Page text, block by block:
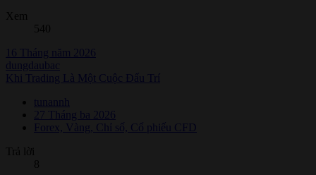
Xem
540
16 Tháng năm 2026
dungdaubac
Khi Trading Là Một Cuộc Đấu Trí
tunannh
27 Tháng ba 2026
Forex, Vàng, Chỉ số, Cổ phiếu CFD
Trả lời
8